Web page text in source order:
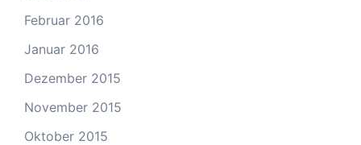
Februar 2016
Januar 2016
Dezember 2015
November 2015
Oktober 2015